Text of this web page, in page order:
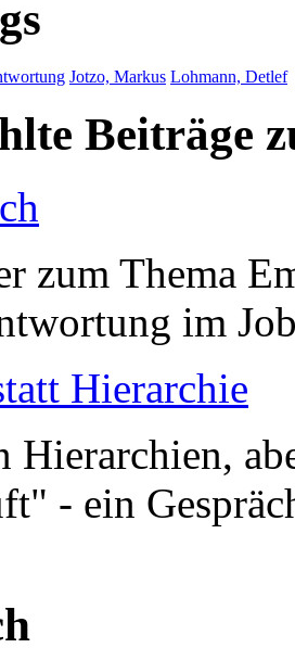
Jotzo, Markus Lohmann, Detlef
Beiträge
zum Thema
im
Hierarchie
Hierarchien,
- ein